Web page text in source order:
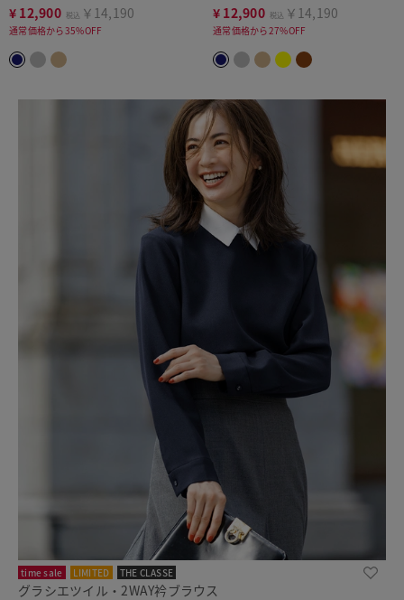
¥ 12,900 税込 ￥14,190
通常価格から35%OFF
¥ 12,900 税込 ￥14,190
通常価格から27%OFF
time sale LIMITED THE CLASSE
グラシエツイル・2WAY衿ブラウス